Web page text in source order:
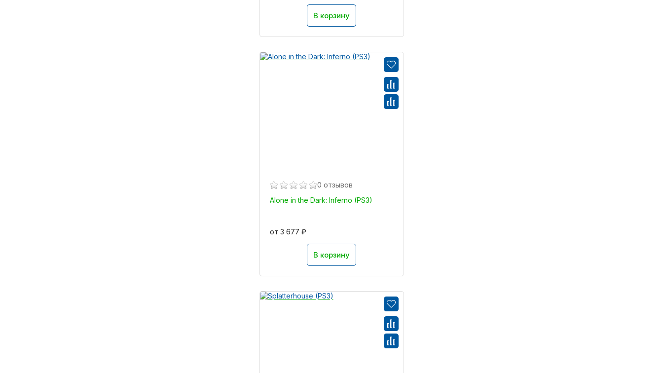
В корзину
0 отзывов
Alone in the Dark: Inferno (PS3)
от 3 677 ₽
В корзину